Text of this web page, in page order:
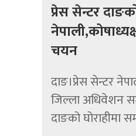
प्रेस सेन्टर
चयन
दाङ।प्रेस सेन्टर
जिल्ला अधिवेशन
दाङको घोराहीमा